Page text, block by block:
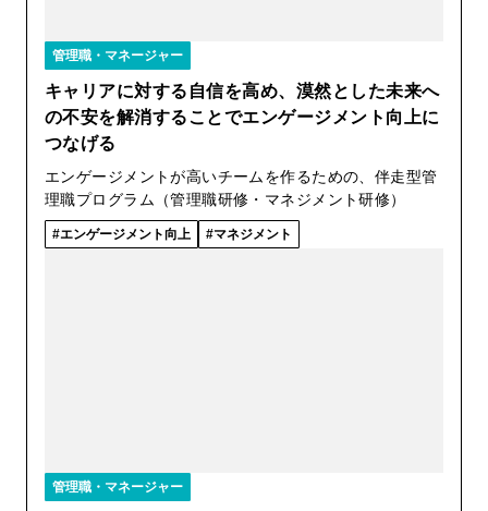
管理職・マネージャー
キャリアに対する自信を高め、漠然とした未来へ
の不安を解消することでエンゲージメント向上に
つなげる
エンゲージメントが高いチームを作るための、伴走型管
理職プログラム（管理職研修・マネジメント研修）
エンゲージメント向上 マネジメント
管理職・マネージャー